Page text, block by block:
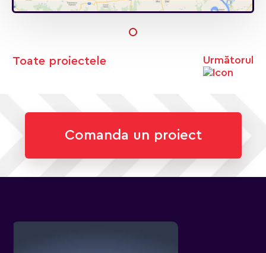
Toate proiectele Următorul
Comanda un proiect